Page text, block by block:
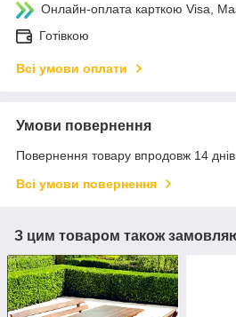
Онлайн-оплата карткою Visa,
Готівкою
Всі умови оплати
Умови повернення
Повернення товару впродовж 14
Всі умови повернення
З цим товаром також